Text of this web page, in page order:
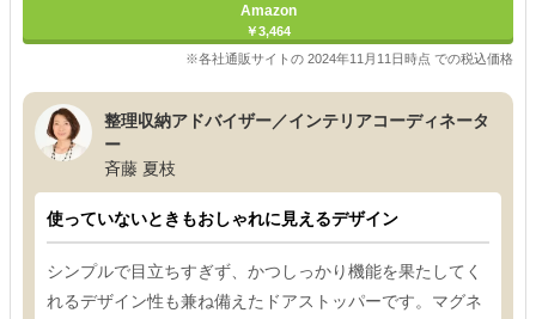
Amazon
￥3,464
※各社通販サイトの 2024年11月11日時点 での税込価格
整理収納アドバイザー／インテリアコーディネータ
ー
斉藤 夏枝
使っていないときもおしゃれに見えるデザイン
シンプルで目立ちすぎず、かつしっかり機能を果たしてく
れるデザイン性も兼ね備えたドアストッパーです。マグネ